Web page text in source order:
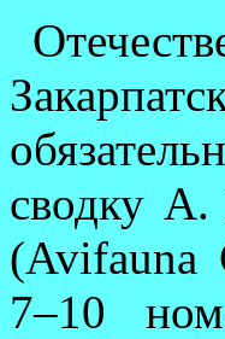
сводку А.
(Avifauna
7–10